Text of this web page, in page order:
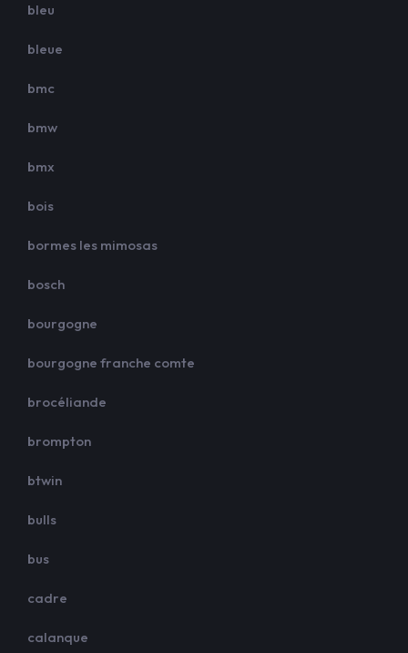
bleu
bleue
bmc
bmw
bmx
bois
bormes les mimosas
bosch
bourgogne
bourgogne franche comte
brocéliande
brompton
btwin
bulls
bus
cadre
calanque